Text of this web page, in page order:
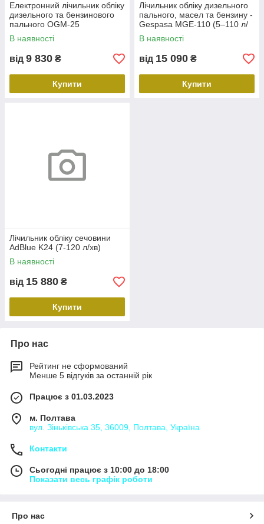
Електронний лічильник обліку
дизельного та бензинового
пального OGM-25
В наявності
від 9 830 ₴
Купити
Лічильник обліку дизельного
пального, масел та бензину -
Gespasa MGЕ-110 (5–110 л/
хв)
В наявності
від 15 090 ₴
Купити
Лічильник обліку сечовини
AdBlue K24 (7-120 л/хв)
В наявності
від 15 880 ₴
Купити
Про нас
Рейтинг не сформований
Менше 5 відгуків за останній рік
Працює з 01.03.2023
м. Полтава
вул. Зіньківська 35, 36009, Полтава, Україна
Контакти
Сьогодні працює з 10:00 до 18:00
Показати весь графік роботи
Про нас